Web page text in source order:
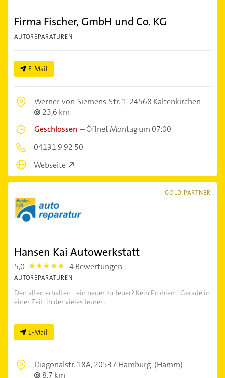
Firma Fischer, GmbH und Co. KG
AUTOREPARATUREN
E-Mail
Werner-von-Siemens-Str. 1,24568 Kaltenkirchen
23,6 km
Geschlossen –Öffnet Montag um 07:00
04191 9 92 50
Webseite
GOLD PARTNER
Hansen Kai Autowerkstatt
5,0 5.0 4 Bewertungen
AUTOREPARATUREN
Den alten erhalten - ein neuer zu teuer? Kein Problem! Gerade in
einer Zeit, in der vieles teurer...
E-Mail
Diagonalstr. 18A,20537 Hamburg (Hamm)
8,7 km